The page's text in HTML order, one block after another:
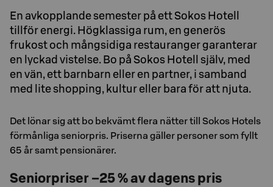
En avkopplande semester på ett Sokos Hotell
tillför energi. Högklassiga rum, en generös
frukost och mångsidiga restauranger garanterar
en lyckad vistelse. Bo på Sokos Hotell själv, med
en vän, ett barnbarn eller en partner, i samband
med lite shopping, kultur eller bara för att njuta.
Det lönar sig att bo bekvämt flera nätter till Sokos Hotels
förmånliga seniorpris. Priserna gäller personer som fyllt
65 år samt pensionärer.
Seniorpriser –25 % av dagens pris